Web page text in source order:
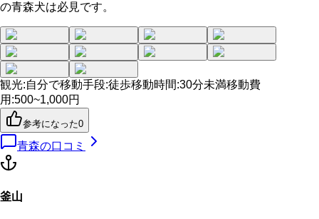
の青森犬は必見です。
観光:自分で移動手段:徒歩移動時間:30分未満移動費
用 :500~1,000円
参考になった0
青森の口コミ
釜山